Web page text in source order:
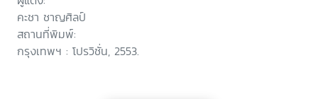
คะชา ชาญศิลป์
สถานที่พิมพ์:
กรุงเทพฯ : โปรวิชั่น, 2553.